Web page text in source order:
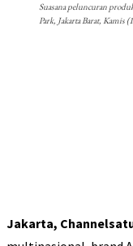
Suasana peluncuran
Park, Jakarta Barat, Kamis
Jakarta,